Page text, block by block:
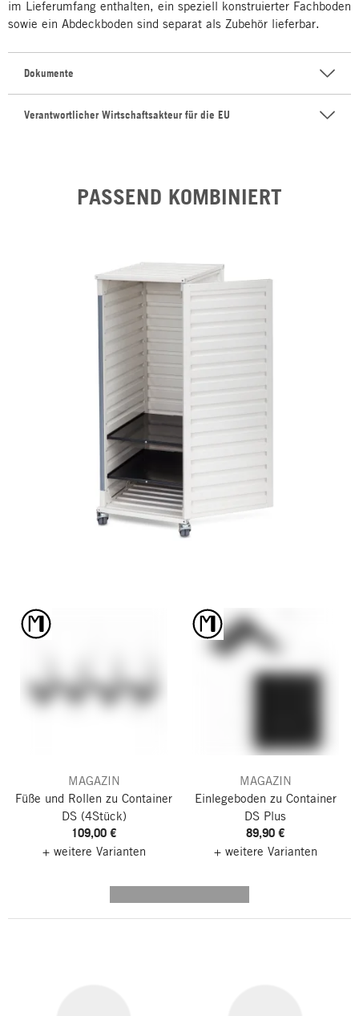
im Lieferumfang enthalten, ein speziell konstruierter Fachboden
sowie ein Abdeckboden sind separat als Zubehör lieferbar.
Dokumente
Verantwortlicher Wirtschaftsakteur für die EU
PASSEND KOMBINIERT
MAGAZIN
Füße und Rollen zu Container
DS(4Stück)
109,00 €
+ weitere Varianten
MAGAZIN
Einlegeboden zu Container
DS Plus
89,90 €
+ weitere Varianten